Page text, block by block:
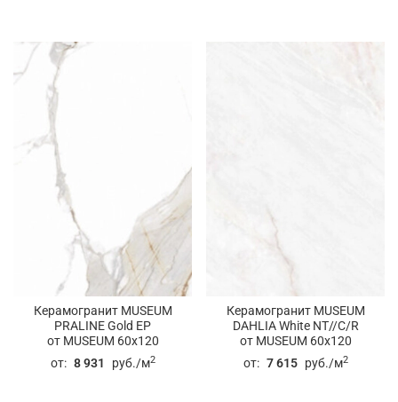
Керамогранит MUSEUM
PRALINE Gold EP
от MUSEUM 60x120
от: 8 931 руб./м2
Керамогранит MUSEUM
DAHLIA White NT//C/R
от MUSEUM 60x120
от: 7 615 руб./м2